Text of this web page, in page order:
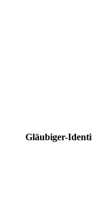
Gläubiger-